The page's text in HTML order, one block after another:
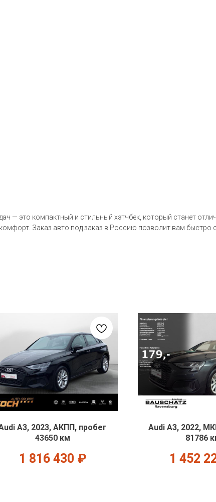
— это компактный и стильный хэтчбек, который станет
Заказ авто под заказ в Россию позволит вам
A3, 2023, АКПП, пробег
43650 км
1 816 430 ₽
Audi A3, 2022,
81786
1 452